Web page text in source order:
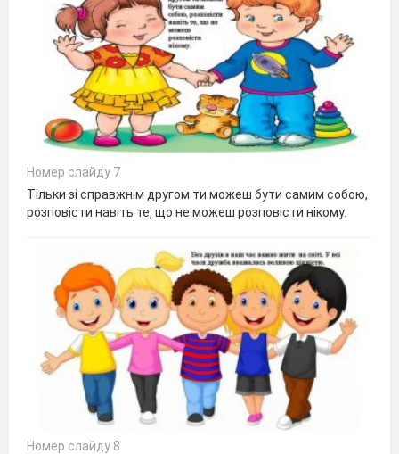
Номер слайду 7
Тільки зі справжнім другом ти можеш бути самим собою,
розповісти навіть те, що не можеш розповісти нікому.
Номер слайду 8